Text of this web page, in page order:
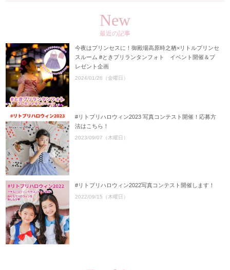
New
最近の記事
今夜はプリンセスに！御殿場高原時之栖×リトルプリンセ
スルーム #ときプリランタンフォト イベント開催＆プ
レゼント企画
2024/01/26（金曜日）
#リトプリハロウィン2023 写真コンテスト開催！応募方
法はこちら！
2023/09/07（木曜日）
#リトプリハロウィン2022写真コンテスト開催します！
2022/09/15（木曜日）